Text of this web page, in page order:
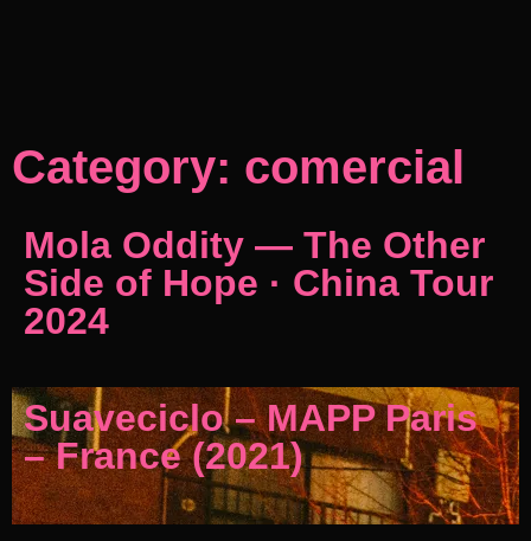
Category: comercial
Mola Oddity — The Other
Side of Hope · China Tour
2024
Suaveciclo – MAPP Paris
– France (2021)